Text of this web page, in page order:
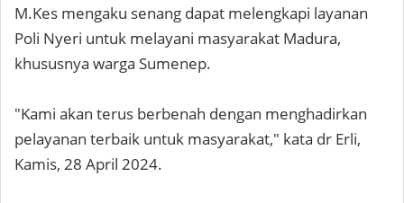
M.Kes mengaku senang dapat melengkapi layanan
Poli Nyeri untuk melayani masyarakat Madura,
khususnya warga Sumenep.
"Kami akan terus berbenah dengan menghadirkan
pelayanan terbaik untuk masyarakat," kata dr Erli,
Kamis, 28 April 2024.